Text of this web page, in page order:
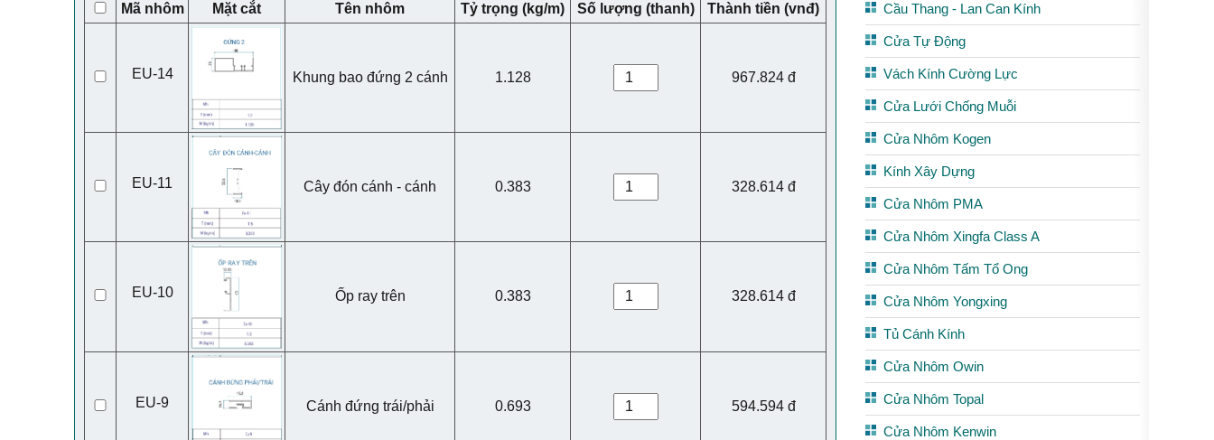
Mã nhôm Mặt cắt Tên nhôm Tỷ trọng (kg/m) Số lượng (thanh) Thành tiền (vnđ)
EU-14 Khung bao đứng 2 cánh 1.128 967.824 đ
EU-11 Cây đón cánh - cánh 0.383 328.614 đ
EU-10 Ốp ray trên 0.383 328.614 đ
EU-9 Cánh đứng trái/phải 0.693 594.594 đ
Cầu Thang - Lan Can Kính
Cửa Tự Động
Vách Kính Cường Lực
Cửa Lưới Chống Muỗi
Cửa Nhôm Kogen
Kính Xây Dựng
Cửa Nhôm PMA
Cửa Nhôm Xingfa Class A
Cửa Nhôm Tấm Tổ Ong
Cửa Nhôm Yongxing
Tủ Cánh Kính
Cửa Nhôm Owin
Cửa Nhôm Topal
Cửa Nhôm Kenwin